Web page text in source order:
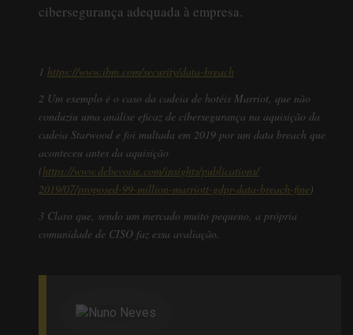
cibersegurança adequada à empresa.
1 https://www.ibm.com/security/data-breach
2 Um exemplo é o caso da cadeia de hotéis Marriot, que não
conduziu uma análise eficaz de cibersegurança na aquisição da
cadeia Starwood e foi multada em 2019 por um data breach que
aconteceu antes da aquisição
(https://www.debevoise.com/insights/publications/
2019/07/proposed-99-million-marriott-gdpr-data-breach-fine)
3 Claro que, sendo um mercado muito pequeno, a própria
comunidade de CISO faz essa avaliação.